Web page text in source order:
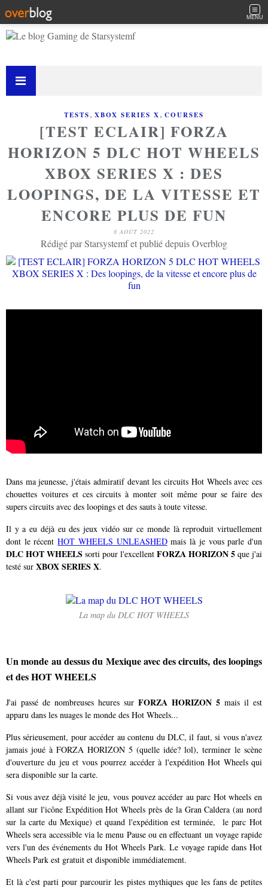
MENU
TESTS, XBOX SERIES X, COURSES
[TEST ECLAIR] FORZA
HORIZON 5 DLC HOT WHEELS
XBOX SERIES X : DES
LOOPINGS, DE LA VITESSE ET
ENCORE PLUS DE FUN
8 AOÛT 2022
Rédigé par Starsystemf et publié depuis Overblog
Dans ma jeunesse, j'étais admiratif devant les circuits Hot Wheels avec ces
chouettes voitures et ces circuits à monter soit même pour se faire des
supers circuits avec des loopings et des sauts à toute vitesse.
Il y a eu déjà eu des jeux vidéo sur ce monde là reproduit virtuellement
dont le récentHOT WHEELS UNLEASHEDmais là je vous parle d'un
DLC HOT WHEELS sorti pour l'excellent FORZA HORIZON 5 que j'ai
testé sur XBOX SERIES X.
La map du DLC HOT WHEELS
Un monde au dessus du Mexique avec des circuits, des loopings
et des HOT WHEELS
J'ai passé de nombreuses heures sur FORZA HORIZON 5 mais il est
apparu dans les nuages le monde des Hot Wheels...
Plus sérieusement, pour accéder au contenu du DLC, il faut, si vous n'avez
jamais joué à FORZA HORIZON 5 (quelle idée? lol), terminer le scène
d'ouverture du jeu et vous pourrez accéder à l'expédition Hot Wheels qui
sera disponible sur la carte.
Si vous avez déjà visité le jeu, vous pouvez accéder au parc Hot wheels en
allant sur l'icône Expédition Hot Wheels près de la Gran Caldera (au nord
sur la carte du Mexique) et quand l'expédition est terminée, le parc Hot
Wheels sera accessible via le menu Pause ou en effectuant un voyage rapide
vers l'un des événements du Hot Wheels Park. Le voyage rapide dans Hot
Wheels Park est gratuit et disponible immédiatement.
Et là c'est parti pour parcourir les pistes mythiques que les fans de petites